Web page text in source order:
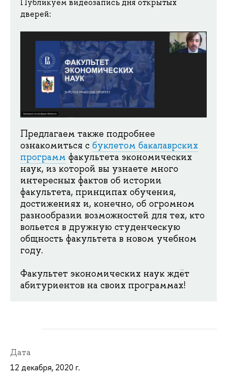
Публикуем видеозапись дня открытых
дверей:
Предлагаем также подробнее
ознакомиться с буклетом бакалаврских
программ факультета экономических
наук, из которой вы узнаете много
интересных фактов об истории
факультета, принципах обучения,
достижениях и, конечно, об огромном
разнообразии возможностей для тех, кто
вольется в дружную студенческую
общность факультета в новом учебном
году.
Факультет экономических наук ждёт
абитуриентов на своих программах!
Дата
12 декабря, 2020 г.